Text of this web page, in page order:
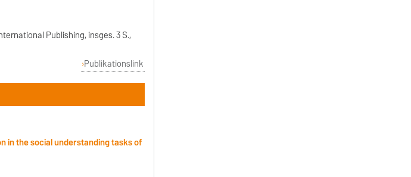
Publishing, insges. 3 S.,
Publikationslink
in the social understanding tasks of